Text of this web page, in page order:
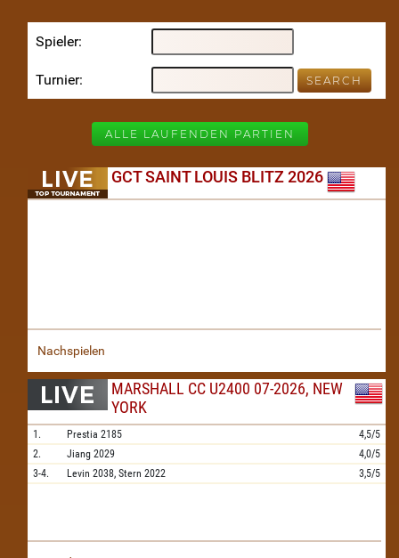
Spieler
Turnier
ALLE LAUFENDEN PARTIEN
GCT SAINT LOUIS BLITZ 2026
Nachspielen
MARSHALL CC U2400 07-2026, NEW
YORK
1. Prestia 2185
4,5/5
2.
Jiang 2029
4,0/5
3-4.
Levin 2038, Stern 2022 3,5/5